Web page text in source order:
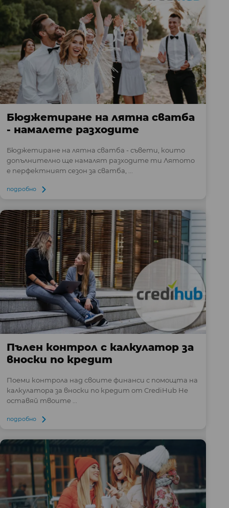
Бюджетиране на лятна сватба
- намалете разходите
Бюджетиране на лятна сватба - съвети, които
допълнително ще намалят разходите ти Лятото
е перфектният сезон за сватба, ...
подробно
Пълен контрол с калкулатор за
вноски по кредит
Поеми контрола над своите финанси с помощта на
калкулатора за вноски по кредит от CrediHub Не
оставяй твоите ...
подробно